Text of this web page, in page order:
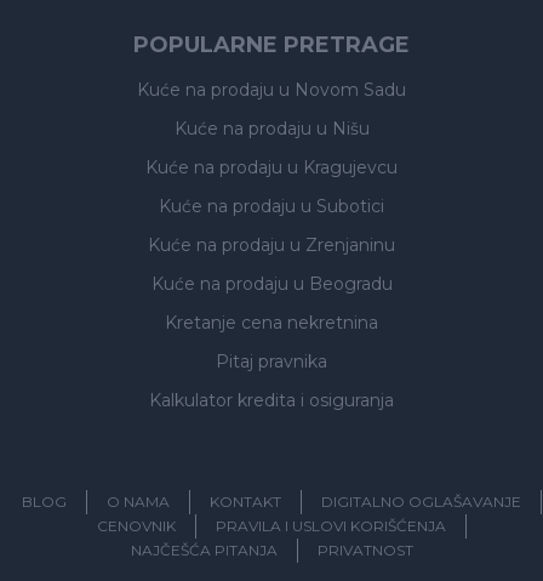
POPULARNE PRETRAGE
Kuće na prodaju u Novom Sadu
Kuće na prodaju u Nišu
Kuće na prodaju u Kragujevcu
Kuće na prodaju u Subotici
Kuće na prodaju u Zrenjaninu
Kuće na prodaju u Beogradu
Kretanje cena nekretnina
Pitaj pravnika
Kalkulator kredita i osiguranja
BLOG O NAMA KONTAKT
DIGITALNO OGLAŠAVANJE
CENOVNIK
PRAVILA I USLOVI KORIŠĆENJA
NAJČEŠĆA PITANJA
PRIVATNOST